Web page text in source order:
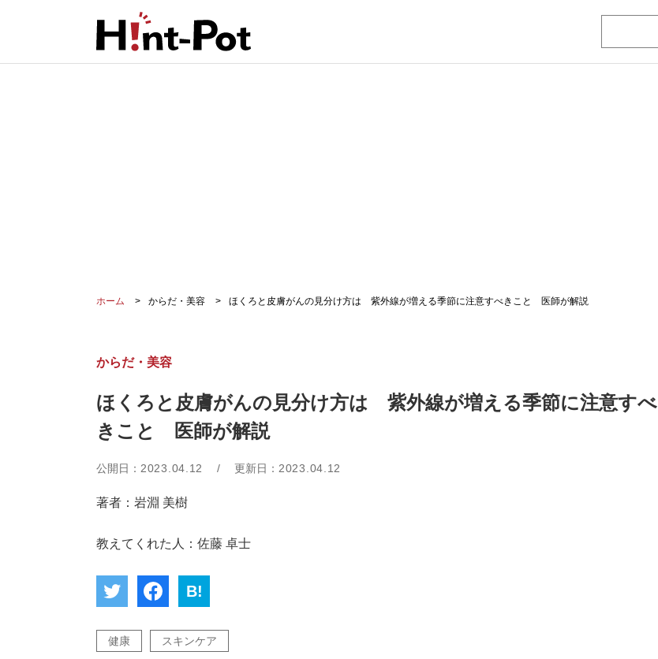
ホーム からだ・美容 ほくろと皮膚がんの見分け方は 紫外線が増える季節に注意すべきこと 医師が解説
からだ・美容
ほくろと皮膚がんの見分け方は 紫外線が増える季節に注意すべ
きこと 医師が解説
公開日： 2023.04.12 / 更新日： 2023.04.12
著者：岩淵 美樹
教えてくれた人：佐藤 卓士
B!
健康 スキンケア